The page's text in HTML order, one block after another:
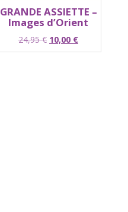
GRANDE ASSIETTE –
Images d’Orient
24,95€ Le
prix
10,00 €Le
prix